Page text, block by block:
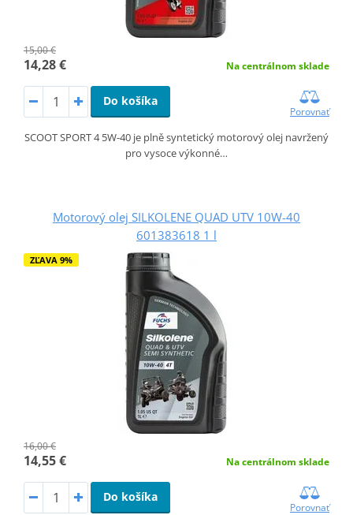
15,00 €
14,28 € Na centrálnom sklade
Do košíka
Porovnať
SCOOT SPORT 4 5W-40 je plně syntetický motorový olej navržený
pro vysoce výkonné…
Motorový olej SILKOLENE QUAD UTV 10W-40
601383618 1 l
ZĽAVA 9%
16,00 €
14,55 € Na centrálnom sklade
Do košíka
Porovnať